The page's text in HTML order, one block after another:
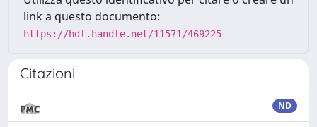
link a questo documento:
https://hdl.handle.net/11571/469225
Citazioni
ND